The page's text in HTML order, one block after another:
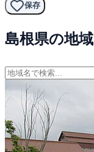
保存
島根県の地域